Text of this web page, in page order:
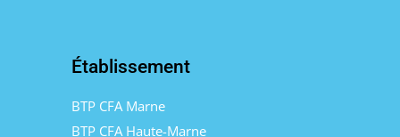
Établissement
BTP CFA Marne
BTP CFA Haute-Marne